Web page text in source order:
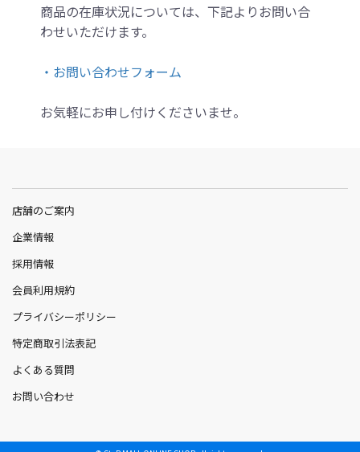
商品の在庫状況については、下記よりお問い合
わせいただけます。
・お問い合わせフォーム
お気軽にお申し付けくださいませ。
店舗のご案内
企業情報
採用情報
会員利用規約
プライバシーポリシー
特定商取引法表記
よくある質問
お問い合わせ